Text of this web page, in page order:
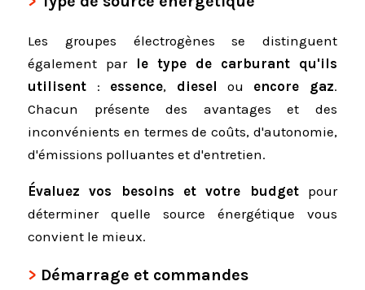
Les groupes électrogènes se distinguent
également par le type de carburant qu'ils
utilisent : essence, diesel ou encore gaz.
Chacun présente des avantages et des
inconvénients en termes de coûts, d'autonomie,
d'émissions polluantes et d'entretien.
Évaluez vos besoins et votre budgetpour
déterminer quelle source énergétique vous
convient le mieux.
Démarrage et commandes